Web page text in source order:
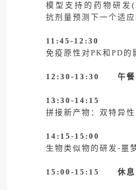
模型支持的药物研发
抗剂量预测下一个适
11:45-12:30
免疫原性对PK和PD
12:30-13:30 午餐
13:30-14:15
拼接新产物：双特异
14:15-15:00
生物类似物的研发-噩
15:00-15:15 休息